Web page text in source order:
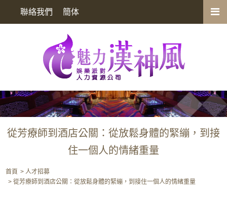
聯絡我們 簡体
從芳療師到酒店公關：從放鬆身體的緊繃，到接
住一個人的情緒重量
首頁
人才招募
從芳療師到酒店公關：從放鬆身體的緊繃，到接住一個人的情緒重量